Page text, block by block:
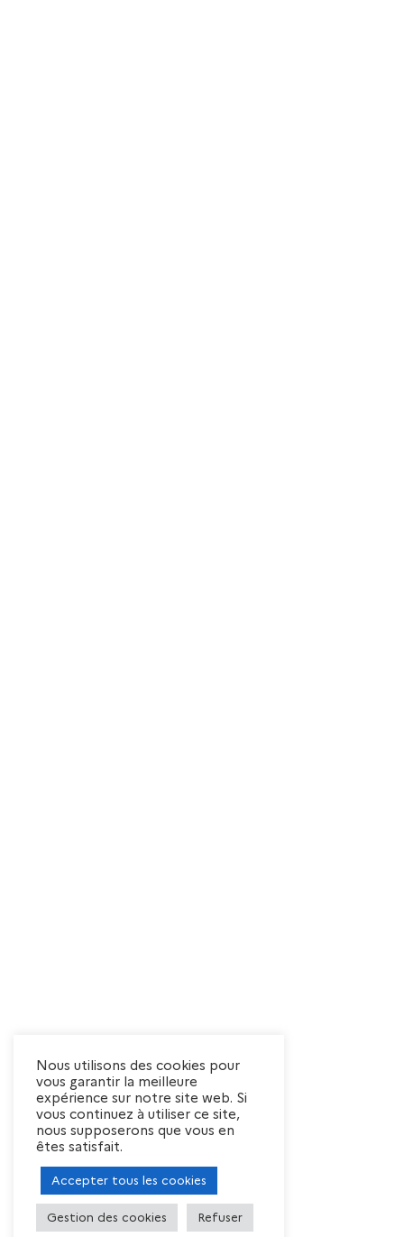
Nous utilisons des cookies pour
vous garantir la meilleure
expérience sur notre site web. Si
vous continuez à utiliser ce site,
nous supposerons que vous en
êtes satisfait.
Accepter tous les cookies
Gestion des cookies Refuser